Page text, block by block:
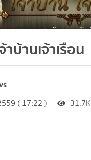
าบ้านเจ้าเรือน
( 17:22 ) 31.7K